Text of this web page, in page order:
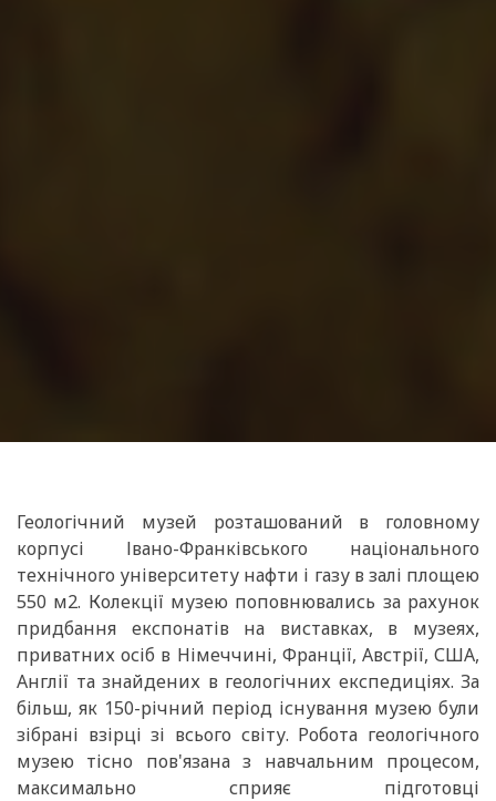
Геологічний музей розташований в головному
корпусі Івано-Франківського національного
технічного університету нафти і газу в залі площею
550 м2. Колекції музею поповнювались за рахунок
придбання експонатів на виставках, в музеях,
приватних осіб в Німеччині, Франції, Австрії, США,
Англії та знайдених в геологічних експедиціях. За
більш, як 150-річний період існування музею були
зібрані взірці зі всього світу. Робота геологічного
музею тісно пов'язана з навчальним процесом,
максимально сприяє підготовці